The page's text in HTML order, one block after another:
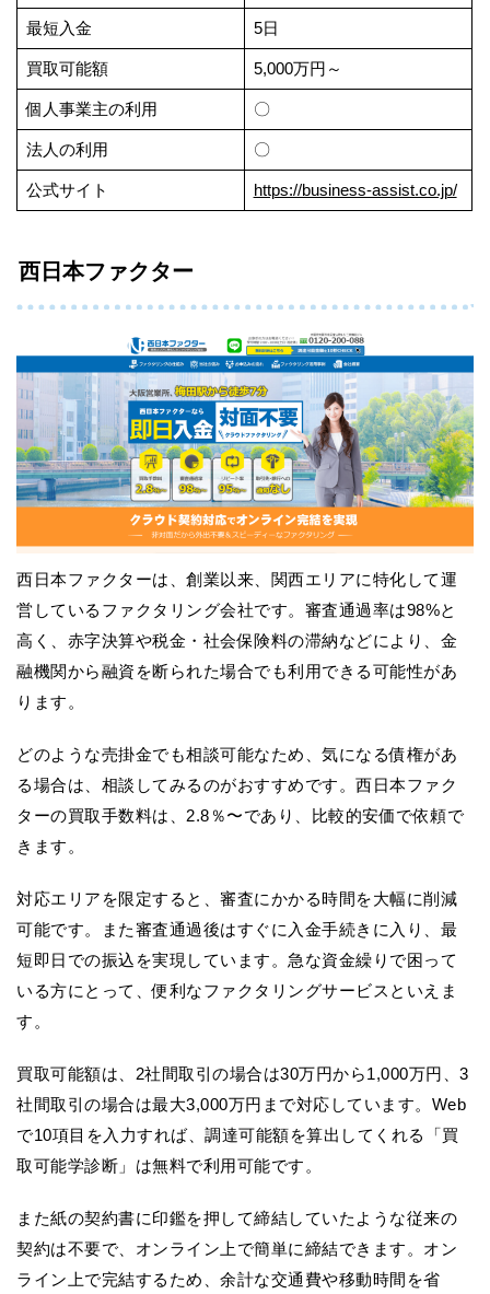
最短入金 5日
買取可能額 5,000万円～
個人事業主の利用 〇
法人の利用 〇
公式サイト https://business-assist.co.jp/
西日本ファクター
西日本ファクターは、創業以来、関西エリアに特化して運
営しているファクタリング会社です。審査通過率は98%と
高く、赤字決算や税金・社会保険料の滞納などにより、金
融機関から融資を断られた場合でも利用できる可能性があ
ります。
どのような売掛金でも相談可能なため、気になる債権があ
る場合は、相談してみるのがおすすめです。西日本ファク
ターの買取手数料は、2.8％〜であり、比較的安価で依頼で
きます。
対応エリアを限定すると、審査にかかる時間を大幅に削減
可能です。また審査通過後はすぐに入金手続きに入り、最
短即日での振込を実現しています。急な資金繰りで困って
いる方にとって、便利なファクタリングサービスといえま
す。
買取可能額は、2社間取引の場合は30万円から1,000万円、3
社間取引の場合は最大3,000万円まで対応しています。Web
で10項目を入力すれば、調達可能額を算出してくれる「買
取可能学診断」は無料で利用可能です。
また紙の契約書に印鑑を押して締結していたような従来の
契約は不要で、オンライン上で簡単に締結できます。オン
ライン上で完結するため、余計な交通費や移動時間を省